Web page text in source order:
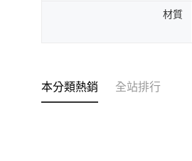
材質
本分類熱銷 全站排行